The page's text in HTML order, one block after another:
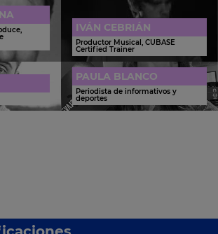
IVÁN CEBRIÁN
Productor Musical, CUBASE
Certified Trainer
PAULA BLANCO
Periodista de informativos y
deportes